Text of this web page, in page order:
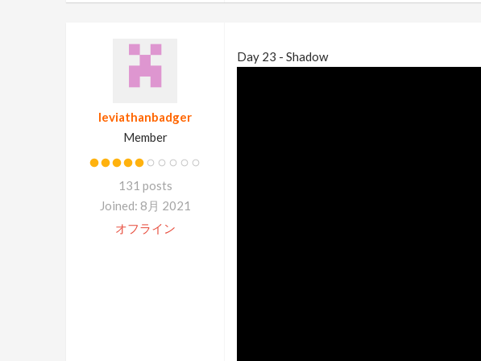
leviathanbadger
Member
131 posts
Joined: 8月 2021
オフライン
Day 23 - Shadow